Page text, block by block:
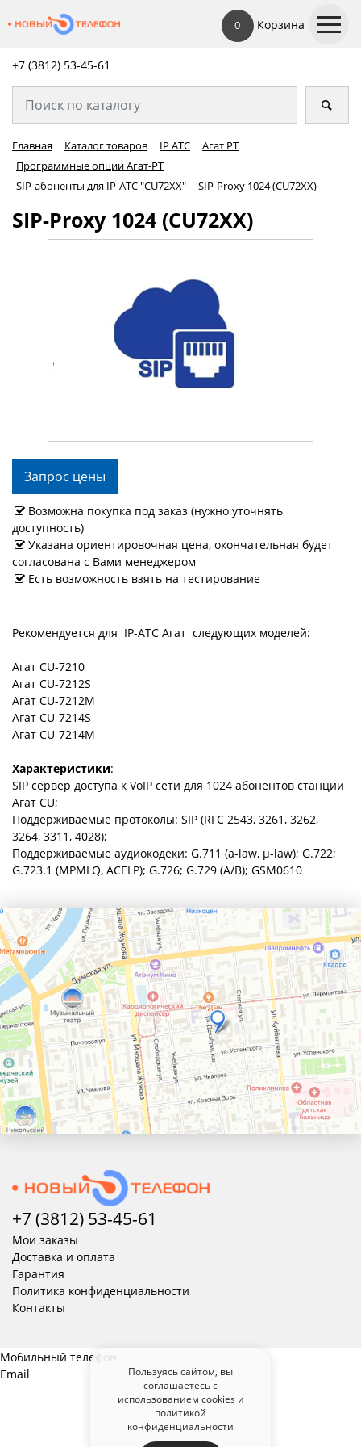
0 Корзина
+7 (3812) 53-45-61
Главная Каталог товаров IP АТС
Агат РТ
Программные опции Агат-РТ
SIP-абоненты для IP-АТС "CU72ХХ"
SIP-Proxy 1024 (CU72ХХ)
SIP-Proxy 1024 (CU72ХХ)
Запрос цены
Возможна покупка под заказ (нужно уточнять
доступность)
Указана ориентировочная цена, окончательная будет
согласована с Вами менеджером
Есть возможность взять на тестирование
Рекомендуется для IP-АТС Агат следующих моделей:
Агат CU-7210
Агат CU-7212S
Агат СU-7212M
Агат СU-7214S
Агат СU-7214M
Характеристики:
SIP сервер доступа к VoIP сети для 1024 абонентов станции
Агат CU;
Поддерживаемые протоколы: SIP (RFC 2543, 3261, 3262,
3264, 3311, 4028);
Поддерживаемые аудиокодеки: G.711 (a-law, μ-law); G.722;
G.723.1 (MPMLQ, ACELP); G.726; G.729 (A/B); GSM0610
+7 (3812) 53-45-61
Мои заказы
Доставка и оплата
Гарантия
Политика конфиденциальности
Контакты
Пользуясь сайтом, вы
соглашаетесь с
использованием cookies и
политикой
конфиденциальности
Мобильный телефон
Email